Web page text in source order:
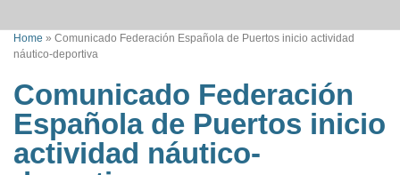
Home » Comunicado Federación Española de Puertos inicio actividad
náutico-deportiva
Comunicado Federación
Española de Puertos inicio
actividad náutico-